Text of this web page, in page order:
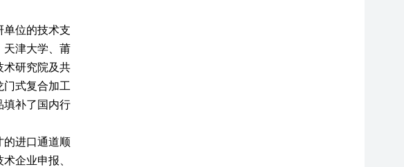
单位的技术支
天津大学、莆
术研究院及共
门式复合加工
填补了国内行
的进口通道顺
企业申报、